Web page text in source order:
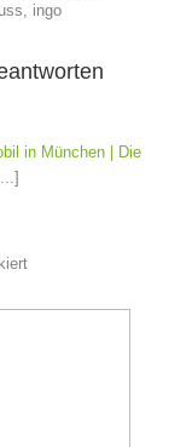
ingo
in München | Die